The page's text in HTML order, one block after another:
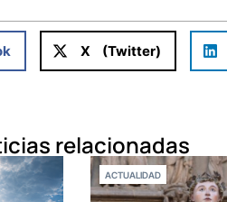
X (Twitter)
relacionadas
ACTUALIDAD